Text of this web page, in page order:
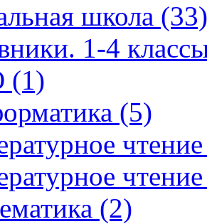
школа (33)
1-4
(1)
(5)
(2)